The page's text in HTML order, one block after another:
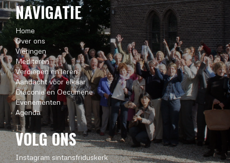
NAVIGATIE
Home
Over ons
Vieringen
Mediteren
Verdiepen en leren
Aandacht voor elkaar
Diaconie en Oecumene
Evenementen
Agenda
VOLG ONS
Instagram sintansfriduskerk